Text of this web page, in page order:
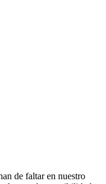
de faltar en nuestro